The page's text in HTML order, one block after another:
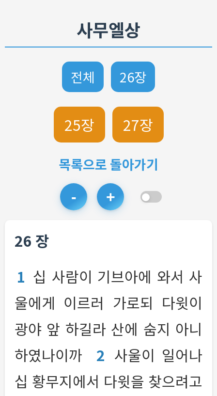
사무엘상
전체 26장
25장 27장
목록으로 돌아가기
- +
26 장
1 십 사람이 기브아에 와서 사
울에게 이르러 가로되 다윗이
광야 앞 하길라 산에 숨지 아니
하였나이까
2 사울이 일어나
십 황무지에서 다윗을 찾으려고